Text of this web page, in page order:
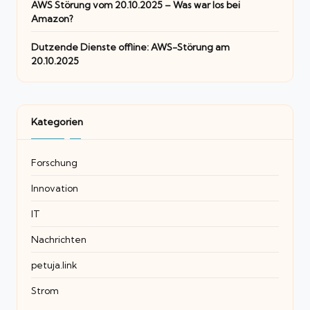
AWS Störung vom 20.10.2025 – Was war los bei
Amazon?
Dutzende Dienste offline: AWS-Störung am
20.10.2025
Kategorien
Forschung
Innovation
IT
Nachrichten
petuja.link
Strom